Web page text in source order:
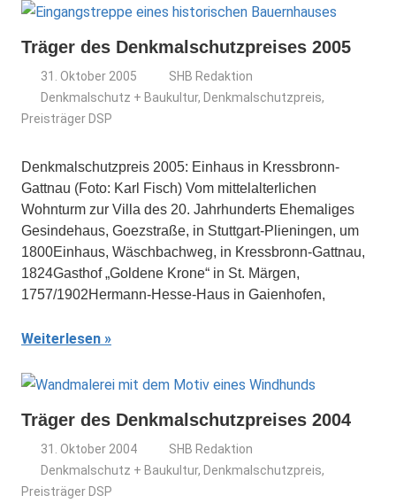
Träger des Denkmalschutzpreises 2005
31. Oktober 2005
SHB Redaktion
Denkmalschutz + Baukultur, Denkmalschutzpreis,
Preisträger DSP
Denkmalschutzpreis 2005: Einhaus in Kressbronn-
Gattnau (Foto: Karl Fisch) Vom mittelalterlichen
Wohnturm zur Villa des 20. Jahrhunderts Ehemaliges
Gesindehaus, Goezstraße, in Stuttgart-Plieningen, um
1800Einhaus, Wäschbachweg, in Kressbronn-Gattnau,
1824Gasthof „Goldene Krone“ in St. Märgen,
1757/1902Hermann-Hesse-Haus in Gaienhofen,
Weiterlesen
Träger des Denkmalschutzpreises 2004
31. Oktober 2004
SHB Redaktion
Denkmalschutz + Baukultur, Denkmalschutzpreis,
Preisträger DSP